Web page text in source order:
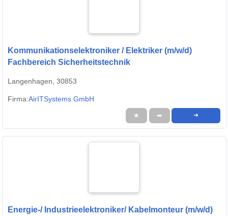
Kommunikationselektroniker / Elektriker (m/w/d)
Fachbereich Sicherheitstechnik
Langenhagen, 30853
Firma:AirITSystems GmbH
★ ➦ ➜
Energie-/ Industrieelektroniker/ Kabelmonteur (m/w/d)